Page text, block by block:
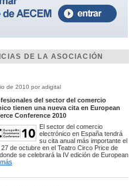
DE LA ASOCIACIÓN
de 2010 por adigital
del sector del comercio
tienen una nueva cita en European
Conference 2010
El sector del comercio
electrónico en España tendrá
su cita anual más importante el
de octubre en el Teatro Circo Price de
se celebrará la IV edición de European